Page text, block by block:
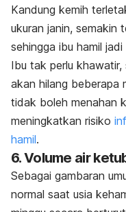
Kandung kemih
ukuran janin, semakin
sehingga ibu hamil
Ibu tak perlu khawatir,
akan hilang beberapa
tidak boleh menahan
meningkatkan risiko
hamil.
6. Volume air
Sebagai gambaran
normal saat usia